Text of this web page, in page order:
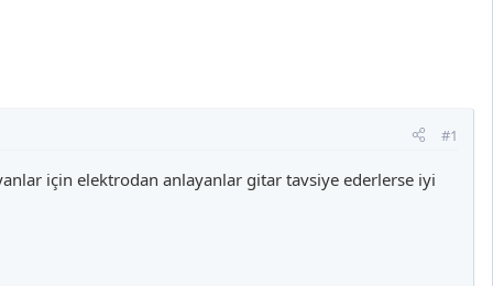
#1
için elektrodan anlayanlar gitar tavsiye ederlerse iyi